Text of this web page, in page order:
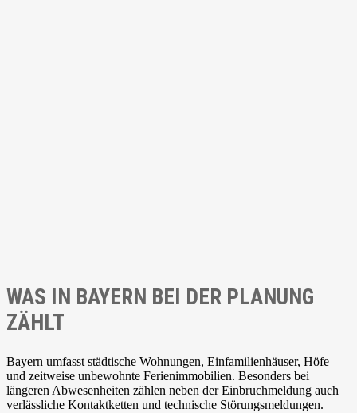
WAS IN BAYERN BEI DER PLANUNG
ZÄHLT
Bayern umfasst städtische Wohnungen, Einfamilienhäuser, Höfe
und zeitweise unbewohnte Ferienimmobilien. Besonders bei
längeren Abwesenheiten zählen neben der Einbruchmeldung auch
verlässliche Kontaktketten und technische Störungsmeldungen.